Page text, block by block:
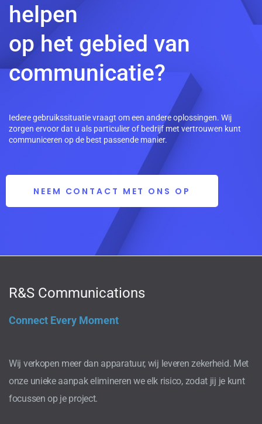
helpen
op het gebied van
communicatie?
Iedere gebruikssituatie vraagt om een andere oplossingen. Wij
zorgen ervoor dat u als particulier of bedrijf met vertrouwen kunt
communiceren op de best passende manier.
NEEM CONTACT MET ONS OP
R&S Communications
Connect Every Moment
Wij verkopen meer dan apparatuur, wij leveren zekerheid. Met
onze unieke aanpak elimineren we elk risico, zodat jij je kunt
focussen op je project.